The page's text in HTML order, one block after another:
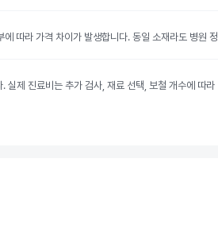
따라 가격 차이가 발생합니다. 동일 소재라도 병원 정
실제 진료비는 추가 검사, 재료 선택, 보철 개수에 따라